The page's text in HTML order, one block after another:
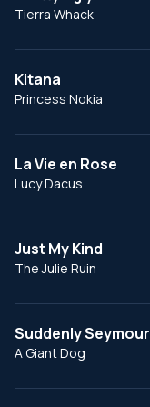
Tierra Whack
Kitana
Princess Nokia
La Vie en Rose
Lucy Dacus
Just My Kind
The Julie Ruin
Suddenly Seymour
A Giant Dog